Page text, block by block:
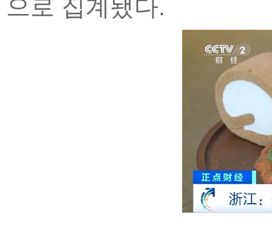
으로 집계됐다.